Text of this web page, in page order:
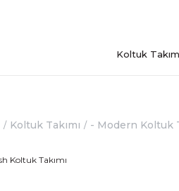
Koltuk
Koltuk Takımı - Modern Koltuk